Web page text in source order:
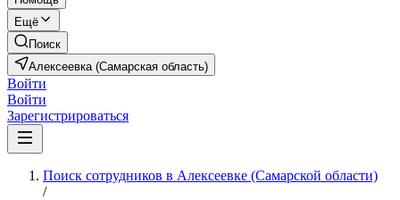
Ещё
Поиск
Алексеевка (Самарская область)
Войти
Войти
Зарегистрироваться
Поиск сотрудников в Алексеевке (Самарской области)
/